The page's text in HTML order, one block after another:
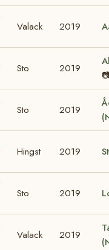
Valack 2019
Sto 2019
Sto 2019
Hingst 2019
Sto 2019
Valack 2019